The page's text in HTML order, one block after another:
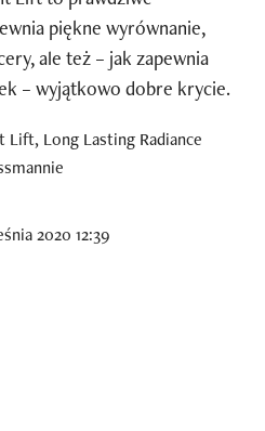
piękne wyrównanie,
ale też – jak zapewnia
– wyjątkowo dobre krycie.
2020 12:39